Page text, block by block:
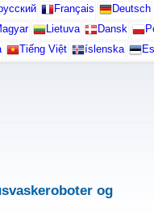
Français Deutsch
Lietuva Dansk
Tiếng Việt íslenska
og